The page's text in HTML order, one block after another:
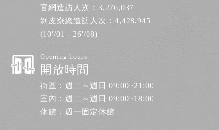
官網造訪人次： 3,276,037
剝皮寮總造訪人次：4,428,945
(10'/01 - 26'/08)
Opening hours
開放時間
街區：週二～週日 09:00~21:00
室內：週二～週日 09:00~18:00
休館：週一固定休館